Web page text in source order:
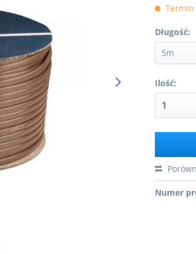
Termin
Długość:
Ilość:
Numer